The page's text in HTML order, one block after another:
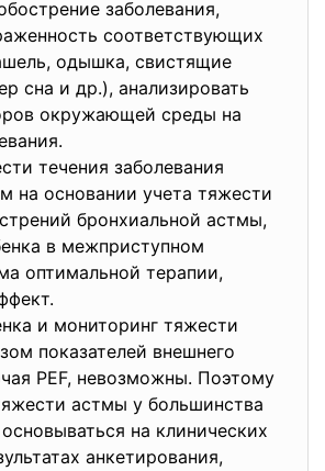
заболевания,
соответствующих
одышка, свистящие
сна и др.), анализировать
окружающей среды на
течения заболевания
на основании учета тяжести
бронхиальной астмы,
в межприступном
оптимальной терапии,
и мониторинг тяжести
показателей внешнего
PEF, невозможны. Поэтому
астмы у большинства
на клинических
анкетирования,